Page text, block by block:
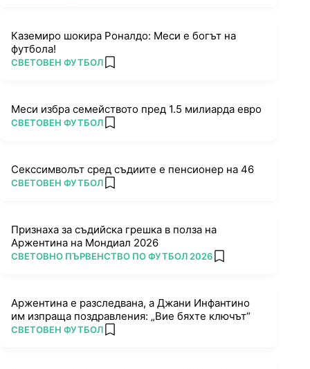
Каземиро шокира Роналдо: Меси е богът на
футбола!
ПОВЕЧЕ ОТ
СВЕТОВЕН ФУТБОЛ add favorites
Меси избра семейството пред 1.5 милиарда евро
ПОВЕЧЕ ОТ
СВЕТОВЕН ФУТБОЛ add favorites
Секссимволът сред съдиите е пенсионер на 46
ПОВЕЧЕ ОТ
СВЕТОВЕН ФУТБОЛ add favorites
Признаха за съдийска грешка в полза на
Аржентина на Мондиал 2026
ПОВЕЧЕ ОТ
СВЕТОВНО ПЪРВЕНСТВО ПО ФУТБОЛ 2026 add favorites
Аржентина е разследвана, а Джани Инфантино
им изпраща поздравления: „Вие бяхте ключът“
ПОВЕЧЕ ОТ
СВЕТОВЕН ФУТБОЛ add favorites